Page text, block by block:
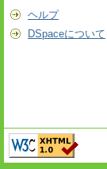
ヘルプ
DSpaceについて